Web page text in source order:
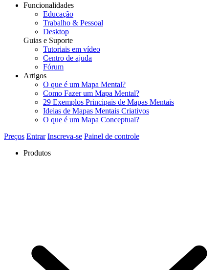
Funcionalidades
Educação
Trabalho & Pessoal
Desktop
Guias e Suporte
Tutoriais em vídeo
Centro de ajuda
Fórum
Artigos
O que é um Mapa Mental?
Como Fazer um Mapa Mental?
29 Exemplos Principais de Mapas Mentais
Ideias de Mapas Mentais Criativos
O que é um Mapa Conceptual?
Preços Entrar Inscreva-se Painel de controle
Produtos